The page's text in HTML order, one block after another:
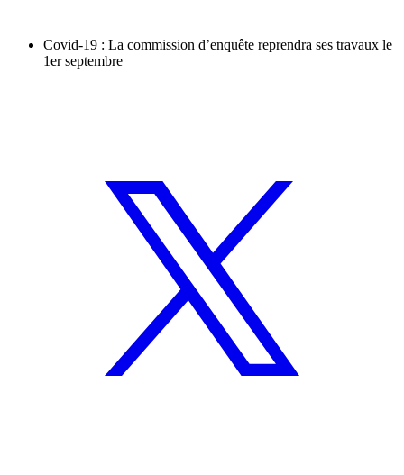
Covid-19 : La commission d’enquête reprendra ses travaux le
1er septembre